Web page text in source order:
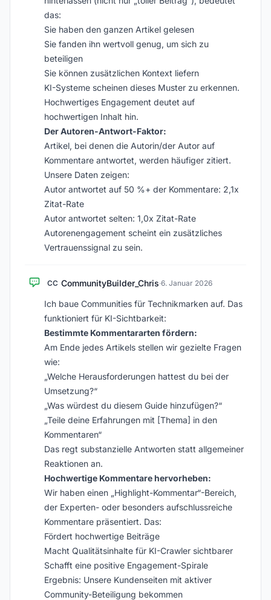
das:
Sie haben den ganzen Artikel gelesen
Sie fanden ihn wertvoll genug, um sich zu
beteiligen
Sie können zusätzlichen Kontext liefern
KI-Systeme scheinen dieses Muster zu erkennen.
Hochwertiges Engagement deutet auf
hochwertigen Inhalt hin.
Der Autoren-Antwort-Faktor:
Artikel, bei denen die Autorin/der Autor auf
Kommentare antwortet, werden häufiger zitiert.
Unsere Daten zeigen:
Autor antwortet auf 50 %+ der Kommentare: 2,1x
Zitat-Rate
Autor antwortet selten: 1,0x Zitat-Rate
Autorenengagement scheint ein zusätzliches
Vertrauenssignal zu sein.
CC CommunityBuilder_Chris·6. Januar 2026
Ich baue Communities für Technikmarken auf. Das
funktioniert für KI-Sichtbarkeit:
Bestimmte Kommentararten fördern:
Am Ende jedes Artikels stellen wir gezielte Fragen
wie:
„Welche Herausforderungen hattest du bei der
Umsetzung?“
„Was würdest du diesem Guide hinzufügen?“
„Teile deine Erfahrungen mit [Thema] in den
Kommentaren“
Das regt substanzielle Antworten statt allgemeiner
Reaktionen an.
Hochwertige Kommentare hervorheben:
Wir haben einen „Highlight-Kommentar“-Bereich,
der Experten- oder besonders aufschlussreiche
Kommentare präsentiert. Das:
Fördert hochwertige Beiträge
Macht Qualitätsinhalte für KI-Crawler sichtbarer
Schafft eine positive Engagement-Spirale
Ergebnis: Unsere Kundenseiten mit aktiver
Community-Beteiligung bekommen